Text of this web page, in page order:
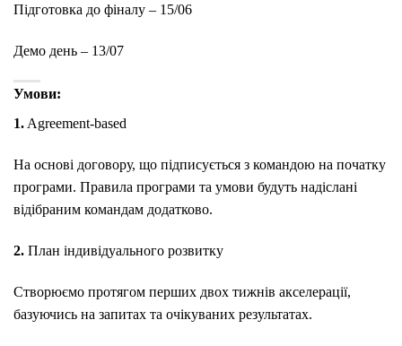
Підготовка до фіналу – 15/06
Демо день – 13/07
Умови:
1.​​ Agreement-based
На основі договору, що підписується з командою на початку
програми. Правила програми та умови будуть надіслані
відібраним командам додатково.
2.​​ План індивідуального розвитку
Створюємо протягом перших двох тижнів акселерації,
базуючись на запитах та очікуваних результатах.